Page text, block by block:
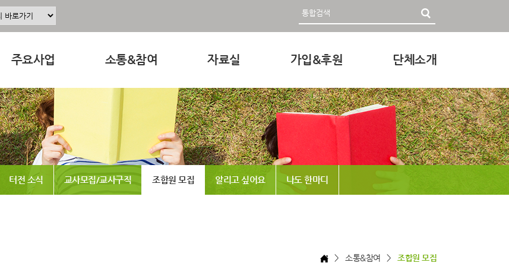
주요사업
주요사업소개
공동육아인증
현장조직사업
교육사업
연구사업
소통&참여
무엇이든 물어보세요
터전 소식
교사모집/교사구직
자료실
교육 · 운영자료
연구자료
참고도서
뉴스레터
동영상
가입&후원
회원가입 및 후원안내
단체소개
인사말
미션과 비전
조직
정관 & 재정
터전 소식 교사모집/교사구직 조합원 모집 알리고 싶어요 나도 한마디
> 소통&참여 > 조합원 모집